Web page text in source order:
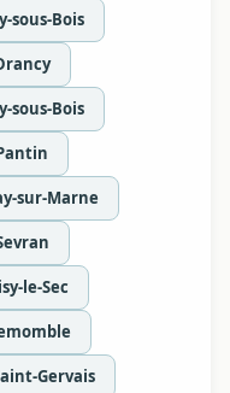
sous-Bois
sous-Bois
sur-Marne
le-Sec
Gervais